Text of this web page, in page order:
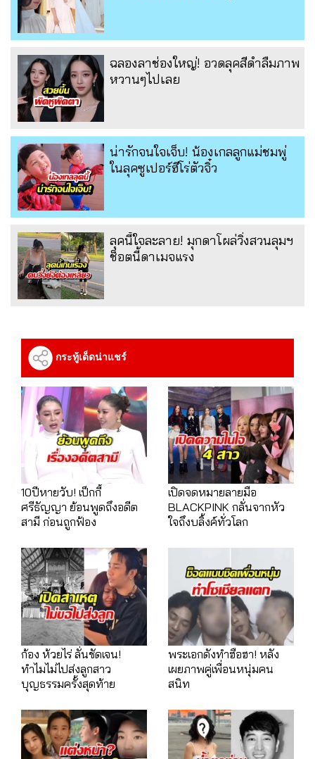
ฉลองลาช่องใหญ่! อวดลุคสีดำลืมภาพ
หวานๆไปเลย
น่ารักจนใจเจ็บ! น้องเกลลูกแม่ชมพู่
ในลุคซูเปอร์ฮีโร่ตัวจิ๋ว
ลุคนี้ใจละลาย! มุกดาโผล่วิ่งสวนลุมฯ
ช็อตนี้ดาเมจแรง
กระทู้เด็ดน่าแชร์
10ปีหายวับ! เป็กกี้
ศรีธัญญา ย้อนพูดถึงอดีต
สามี ก่อนถูกฟ้อง
เปิดจดหมายลายมือ
BLACKPINK กลั่นจากหัว
ใจถึงบลิ้งค์ทั่วโลก
ก้อง ห้วยไร่ ลั่นชัดเจน!
ทำไมไม่ไปส่งลูกสาว
บุญธรรมครั้งสุดท้าย
พระเอกดังทำฮือฮา! หลัง
เผยภาพคู่เพื่อนหนุ่มคน
สนิท